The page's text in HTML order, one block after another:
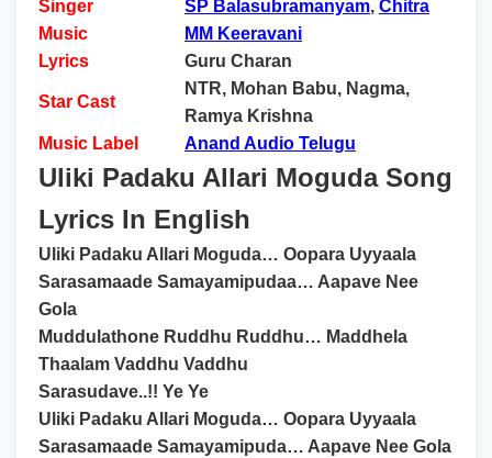
Singer
SP Balasubramanyam, Chitra
Music
MM Keeravani
Lyrics
Guru Charan
Star Cast
NTR, Mohan Babu, Nagma,
Ramya Krishna
Music Label
Anand Audio Telugu
Uliki Padaku Allari Moguda Song
Lyrics In English
Uliki Padaku Allari Moguda… Oopara Uyyaala
Sarasamaade Samayamipudaa… Aapave Nee
Gola
Muddulathone Ruddhu Ruddhu… Maddhela
Thaalam Vaddhu Vaddhu
Sarasudave..!! Ye Ye
Uliki Padaku Allari Moguda… Oopara Uyyaala
Sarasamaade Samayamipuda… Aapave Nee Gola